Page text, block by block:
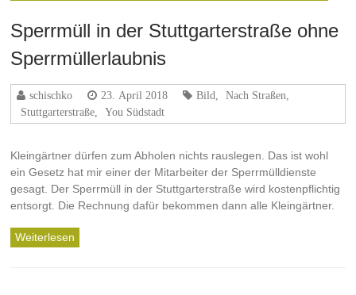
Sperrmüll in der Stuttgarterstraße ohne
Sperrmüllerlaubnis
schischko 23. April 2018 Bild Nach Straßen
Stuttgarterstraße
You Südstadt
Kleingärtner dürfen zum Abholen nichts rauslegen. Das ist wohl
ein Gesetz hat mir einer der Mitarbeiter der Sperrmülldienste
gesagt. Der Sperrmüll in der Stuttgarterstraße wird kostenpflichtig
entsorgt. Die Rechnung dafür bekommen dann alle Kleingärtner.
Weiterlesen